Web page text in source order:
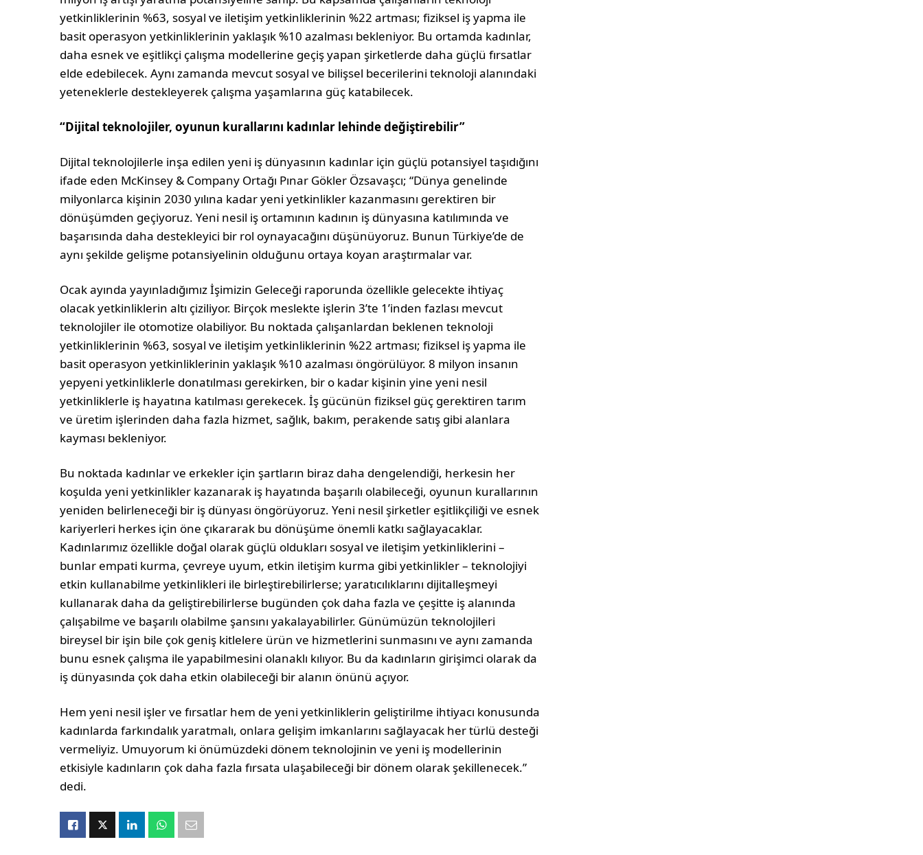
yetkinliklerinin %63, sosyal ve iletişim yetkinliklerinin %22 artması; fiziksel iş yapma ile
basit operasyon yetkinliklerinin yaklaşık %10 azalması bekleniyor. Bu ortamda kadınlar,
daha esnek ve eşitlikçi çalışma modellerine geçiş yapan şirketlerde daha güçlü fırsatlar
elde edebilecek. Aynı zamanda mevcut sosyal ve bilişsel becerilerini teknoloji alanındaki
yeteneklerle destekleyerek çalışma yaşamlarına güç katabilecek.
“Dijital teknolojiler, oyunun kurallarını kadınlar lehinde değiştirebilir”
Dijital teknolojilerle inşa edilen yeni iş dünyasının kadınlar için güçlü potansiyel taşıdığını
ifade eden McKinsey & Company Ortağı Pınar Gökler Özsavaşcı; “Dünya genelinde
milyonlarca kişinin 2030 yılına kadar yeni yetkinlikler kazanmasını gerektiren bir
dönüşümden geçiyoruz. Yeni nesil iş ortamının kadının iş dünyasına katılımında ve
başarısında daha destekleyici bir rol oynayacağını düşünüyoruz. Bunun Türkiye’de de
aynı şekilde gelişme potansiyelinin olduğunu ortaya koyan araştırmalar var.
Ocak ayında yayınladığımız İşimizin Geleceği raporunda özellikle gelecekte ihtiyaç
olacak yetkinliklerin altı çiziliyor. Birçok meslekte işlerin 3’te 1’inden fazlası mevcut
teknolojiler ile otomotize olabiliyor. Bu noktada çalışanlardan beklenen teknoloji
yetkinliklerinin %63, sosyal ve iletişim yetkinliklerinin %22 artması; fiziksel iş yapma ile
basit operasyon yetkinliklerinin yaklaşık %10 azalması öngörülüyor. 8 milyon insanın
yepyeni yetkinliklerle donatılması gerekirken, bir o kadar kişinin yine yeni nesil
yetkinliklerle iş hayatına katılması gerekecek. İş gücünün fiziksel güç gerektiren tarım
ve üretim işlerinden daha fazla hizmet, sağlık, bakım, perakende satış gibi alanlara
kayması bekleniyor.
Bu noktada kadınlar ve erkekler için şartların biraz daha dengelendiği, herkesin her
koşulda yeni yetkinlikler kazanarak iş hayatında başarılı olabileceği, oyunun kurallarının
yeniden belirleneceği bir iş dünyası öngörüyoruz. Yeni nesil şirketler eşitlikçiliği ve esnek
kariyerleri herkes için öne çıkararak bu dönüşüme önemli katkı sağlayacaklar.
Kadınlarımız özellikle doğal olarak güçlü oldukları sosyal ve iletişim yetkinliklerini –
bunlar empati kurma, çevreye uyum, etkin iletişim kurma gibi yetkinlikler – teknolojiyi
etkin kullanabilme yetkinlikleri ile birleştirebilirlerse; yaratıcılıklarını dijitalleşmeyi
kullanarak daha da geliştirebilirlerse bugünden çok daha fazla ve çeşitte iş alanında
çalışabilme ve başarılı olabilme şansını yakalayabilirler. Günümüzün teknolojileri
bireysel bir işin bile çok geniş kitlelere ürün ve hizmetlerini sunmasını ve aynı zamanda
bunu esnek çalışma ile yapabilmesini olanaklı kılıyor. Bu da kadınların girişimci olarak da
iş dünyasında çok daha etkin olabileceği bir alanın önünü açıyor.
Hem yeni nesil işler ve fırsatlar hem de yeni yetkinliklerin geliştirilme ihtiyacı konusunda
kadınlarda farkındalık yaratmalı, onlara gelişim imkanlarını sağlayacak her türlü desteği
vermeliyiz. Umuyorum ki önümüzdeki dönem teknolojinin ve yeni iş modellerinin
etkisiyle kadınların çok daha fazla fırsata ulaşabileceği bir dönem olarak şekillenecek.”
dedi.